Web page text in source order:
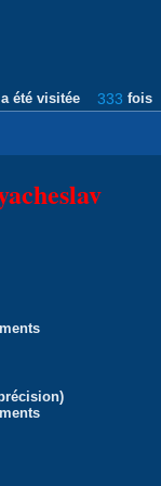
été visitée 333 fois